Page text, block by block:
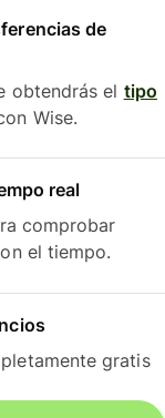
de
obtendrás el tipo
Wise.
real
comprobar
el tiempo.
gratis